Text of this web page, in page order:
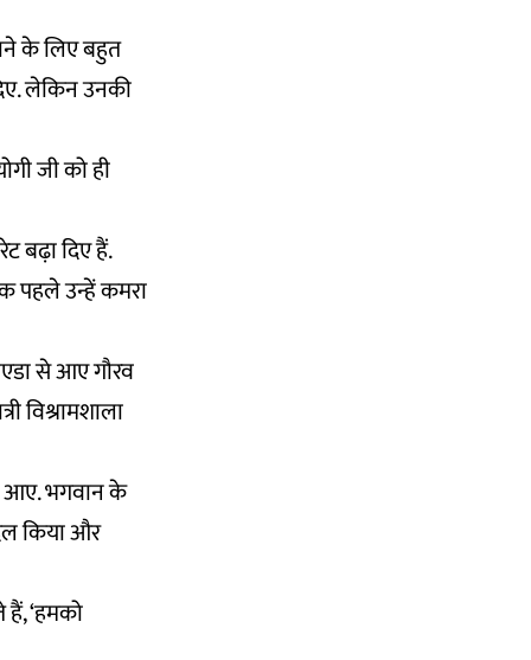
के लिए बहुत
लेकिन उनकी
जी को ही
बढ़ा दिए हैं.
पहले उन्हें कमरा
से आए गौरव
विश्रामशाला
आए. भगवान के
किया और
‘हमको